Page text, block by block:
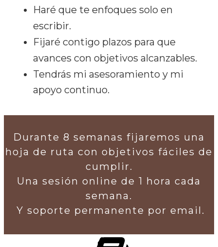
Haré que te enfoques solo en
escribir.
Fijaré contigo plazos para que
avances con objetivos alcanzables.
Tendrás mi asesoramiento y mi
apoyo continuo.
Durante 8 semanas fijaremos una
hoja de ruta con objetivos fáciles de
cumplir.
Una sesión online de 1 hora cada
semana.
Y soporte permanente por email.